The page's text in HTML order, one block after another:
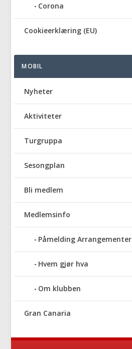
Corona
Cookieerklæring (EU)
MOBIL
Nyheter
Aktiviteter
Turgruppa
Sesongplan
Bli medlem
Medlemsinfo
Påmelding Arrangementer
Hvem gjør hva
Om klubben
Gran Canaria